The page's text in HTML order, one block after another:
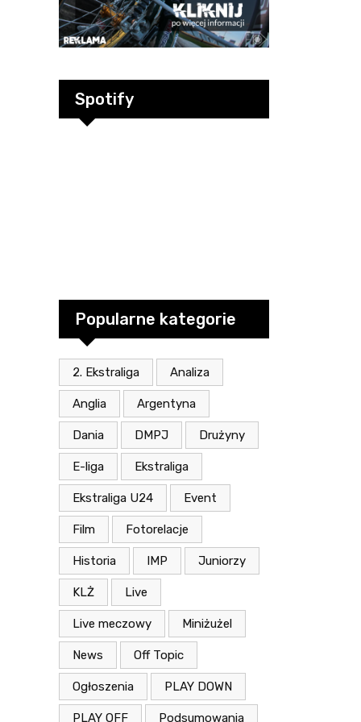
Spotify
Popularne kategorie
2. Ekstraliga Analiza
Anglia Argentyna
Dania DMPJ Drużyny
E-liga Ekstraliga
Ekstraliga U24 Event
Film Fotorelacje
Historia IMP Juniorzy
KLŻ Live
Live meczowy Miniżużel
News Off Topic
Ogłoszenia PLAY DOWN
PLAY OFF Podsumowania